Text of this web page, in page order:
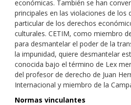
económicas. También se han
principales en las violaciones de los
particular de los derechos
culturales. CETIM, como miembro
para desmantelar el poder de la
la impunidad, quiere desmantelar
conocida bajo el término de Lex
del profesor de derecho de Juan
Internacional y miembro de la
Normas vinculantes